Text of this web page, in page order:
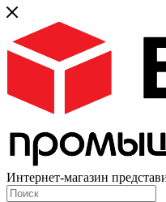
Интернет-магазин